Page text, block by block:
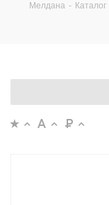
Мелдана - Каталог